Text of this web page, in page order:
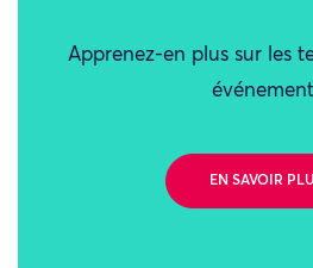
Apprenez-en plus sur les
EN SAVOIR